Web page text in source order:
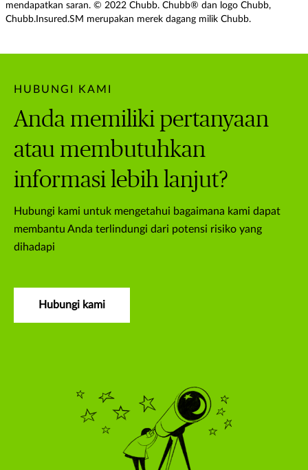
mendapatkan saran. © 2022 Chubb. Chubb® dan logo Chubb,
Chubb.Insured.SM merupakan merek dagang milik Chubb.
HUBUNGI KAMI
Anda memiliki pertanyaan
atau membutuhkan
informasi lebih lanjut?
Hubungi kami untuk mengetahui bagaimana kami dapat
membantu Anda terlindungi dari potensi risiko yang
dihadapi
Hubungi kami